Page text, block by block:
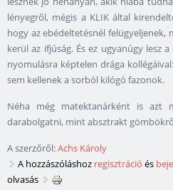
lényegről, mégis a KLIK által
hogy az ebédeltetésnél felügyeljenek,
kerül az ifjúság. És ez ugyanúgy lesz
nyomulásra képtelen drága
sem kellenek a sorból kilógó fazonok.
Néha még matektanárként is azt
darabolgatni, mint absztrakt
A szerzőről:Achs Károly
A hozzászóláshoz regisztráció és
olvasás